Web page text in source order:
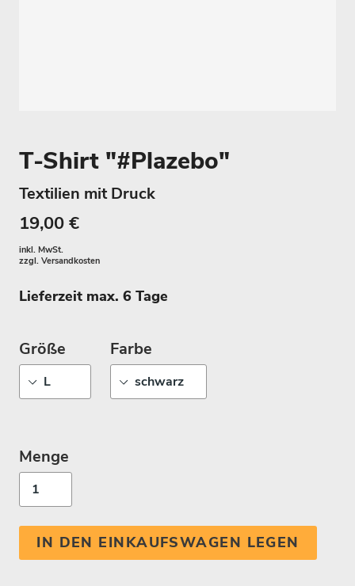
T-Shirt "#Plazebo"
Textilien mit Druck
19,00 €
inkl. MwSt.
zzgl. Versandkosten
Lieferzeit max. 6 Tage
Größe Farbe
Menge
IN DEN EINKAUFSWAGEN LEGEN